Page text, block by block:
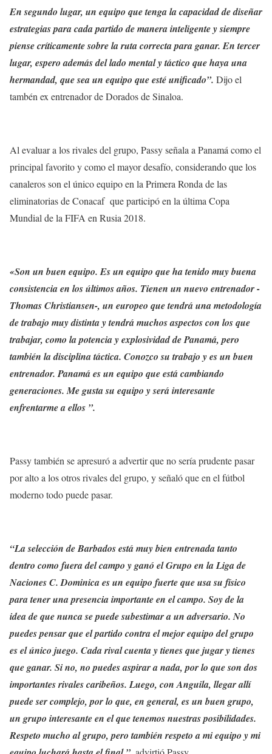
En segundo lugar, un equipo que tenga la capacidad de diseñar
estrategias para cada partido de manera inteligente y siempre
piense críticamente sobre la ruta correcta para ganar. En tercer
lugar, espero además del lado mental y táctico que haya una
hermandad, que sea un equipo que esté unificado”. Dijo el
tambén ex entrenador de Dorados de Sinaloa.
Al evaluar a los rivales del grupo, Passy señala a Panamá como el
principal favorito y como el mayor desafío, considerando que los
canaleros son el único equipo en la Primera Ronda de las
eliminatorias de Conacaf que participó en la última Copa
Mundial de la FIFA en Rusia 2018.
«Son un buen equipo. Es un equipo que ha tenido muy buena
consistencia en los últimos años. Tienen un nuevo entrenador -
Thomas Christiansen-, un europeo que tendrá una metodología
de trabajo muy distinta y tendrá muchos aspectos con los que
trabajar, como la potencia y explosividad de Panamá, pero
también la disciplina táctica. Conozco su trabajo y es un buen
entrenador. Panamá es un equipo que está cambiando
generaciones. Me gusta su equipo y será interesante
enfrentarme a ellos ”.
Passy también se apresuró a advertir que no sería prudente pasar
por alto a los otros rivales del grupo, y señaló que en el fútbol
moderno todo puede pasar.
“La selección de Barbados está muy bien entrenada tanto
dentro como fuera del campo y ganó el Grupo en la Liga de
Naciones C. Dominica es un equipo fuerte que usa su físico
para tener una presencia importante en el campo. Soy de la
idea de que nunca se puede subestimar a un adversario. No
puedes pensar que el partido contra el mejor equipo del grupo
es el único juego. Cada rival cuenta y tienes que jugar y tienes
que ganar. Si no, no puedes aspirar a nada, por lo que son dos
importantes rivales caribeños. Luego, con Anguila, llegar allí
puede ser complejo, por lo que, en general, es un buen grupo,
un grupo interesante en el que tenemos nuestras posibilidades.
Respeto mucho al grupo, pero también respeto a mi equipo y mi